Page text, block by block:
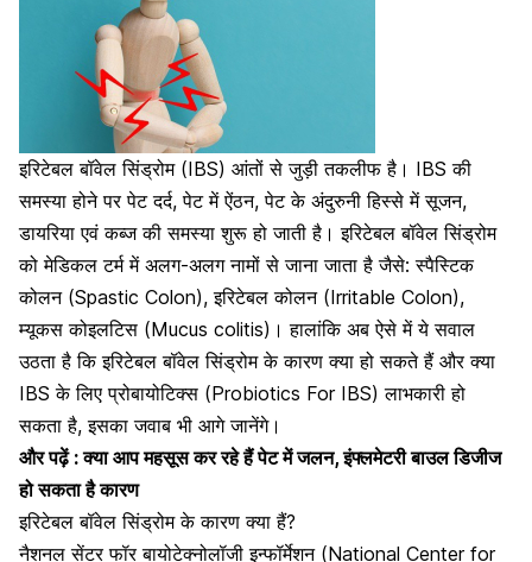
इरिटेबल बॉवेल सिंड्रोम (IBS) आंतों से जुड़ी तकलीफ है। IBS की
समस्या होने पर पेट दर्द, पेट में ऐंठन, पेट के अंदुरुनी हिस्से में सूजन,
डायरिया एवं कब्ज की समस्या शुरू हो जाती है।इरिटेबल बॉवेल सिंड्रोम
को मेडिकल टर्म में अलग-अलग नामों से जाना जाता है जैसे: स्पैस्टिक
कोलन (Spastic Colon), इरिटेबल कोलन (Irritable Colon),
म्यूकस कोइलटिस (Mucus colitis)। हालांकि अब ऐसे में ये सवाल
उठता है कि इरिटेबल बॉवेल सिंड्रोम के कारण क्या हो सकते हैं और क्या
IBS के लिए प्रोबायोटिक्स (Probiotics For IBS) लाभकारी हो
सकता है, इसका जवाब भी आगे जानेंगे।
और पढ़ें :क्या आप महसूस कर रहे हैं पेट में जलन, इंफ्लमेटरी बाउल डिजीज
हो सकता है कारण
इरिटेबल बॉवेल सिंड्रोम के कारण क्या हैं?
नैशनल सेंटर फॉर बायोटेक्नोलॉजी इन्फॉर्मेशन (National Center for